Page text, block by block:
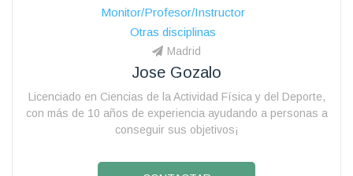
Monitor/Profesor/Instructor
Otras disciplinas
Madrid
Jose Gozalo
Licenciado en Ciencias de la Actividad Física y del Deporte,
con más de 10 años de experiencia ayudando a personas a
conseguir sus objetivos¡